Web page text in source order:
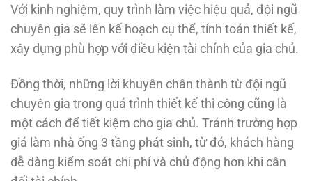
Với kinh nghiệm, quy trình làm việc hiệu quả, đội ngũ
chuyên gia sẽ lên kế hoạch cụ thể, tính toán thiết kế,
xây dựng phù hợp với điều kiện tài chính của gia chủ.
Đồng thời, những lời khuyên chân thành từ đội ngũ
chuyên gia trong quá trình thiết kế thi công cũng là
một cách để tiết kiệm cho gia chủ. Tránh trường hợp
giá làm nhà ống 3 tầng phát sinh, từ đó, khách hàng
dễ dàng kiểm soát chi phí và chủ động hơn khi cân